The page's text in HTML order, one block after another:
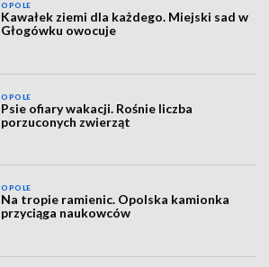
OPOLE
Kawałek ziemi dla każdego. Miejski sad w
Głogówku owocuje
OPOLE
Psie ofiary wakacji. Rośnie liczba
porzuconych zwierząt
OPOLE
Na tropie ramienic. Opolska kamionka
przyciąga naukowców